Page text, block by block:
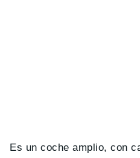
Es un coche amplio, con